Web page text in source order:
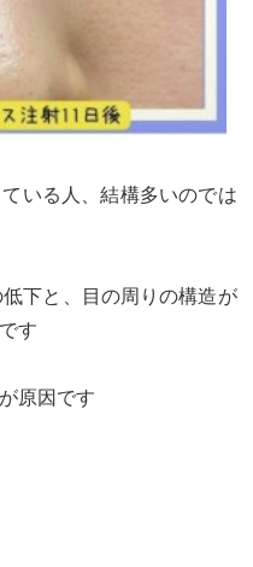
いる人、結構多いのでは
下と、目の周りの構造が
す
原因です